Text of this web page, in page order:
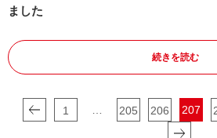
ました
続きを読む
1 205 206 207